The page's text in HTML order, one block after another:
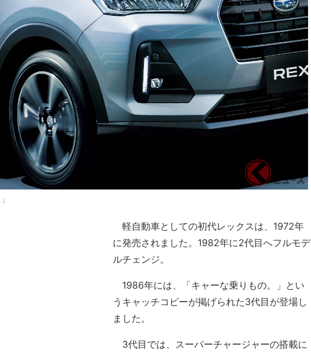
軽自動車としての初代レックスは、1972年
に発売されました。1982年に2代目へフルモデ
ルチェンジ。
1986年には、「キャーな乗りもの。」とい
うキャッチコピーが掲げられた3代目が登場し
ました。
3代目では、スーパーチャージャーの搭載に